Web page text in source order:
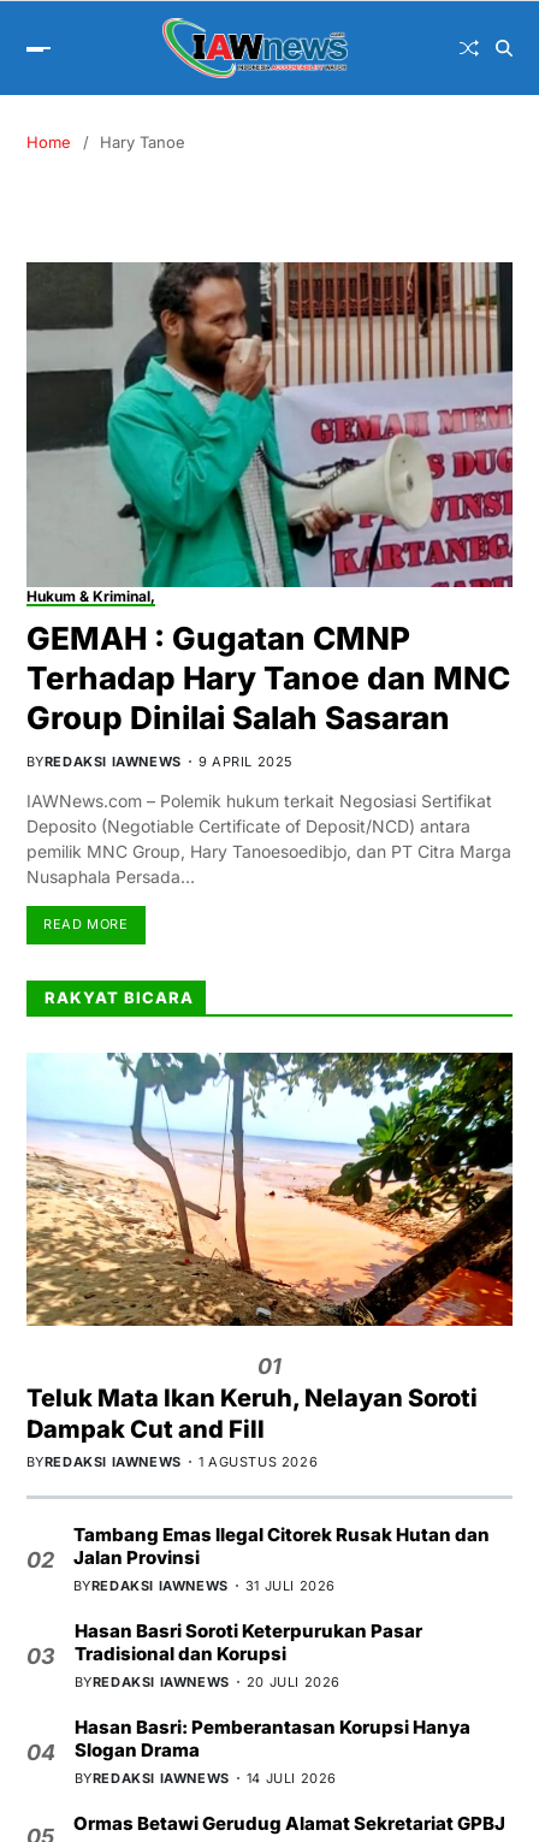
Home Hary Tanoe
Hukum & Kriminal,
GEMAH : Gugatan CMNP
Terhadap Hary Tanoe dan MNC
Group Dinilai Salah Sasaran
BYREDAKSI IAWNEWS 9 APRIL 2025
IAWNews.com – Polemik hukum terkait Negosiasi Sertifikat
Deposito (Negotiable Certificate of Deposit/NCD) antara
pemilik MNC Group, Hary Tanoesoedibjo, dan PT Citra Marga
Nusaphala Persada…
READ MORE
RAKYAT BICARA
01
Teluk Mata Ikan Keruh, Nelayan Soroti
Dampak Cut and Fill
BYREDAKSI IAWNEWS 1 AGUSTUS 2026
02
Tambang Emas Ilegal Citorek Rusak Hutan dan
Jalan Provinsi
BYREDAKSI IAWNEWS 31 JULI 2026
03
Hasan Basri Soroti Keterpurukan Pasar
Tradisional dan Korupsi
BYREDAKSI IAWNEWS 20 JULI 2026
04
Hasan Basri: Pemberantasan Korupsi Hanya
Slogan Drama
BYREDAKSI IAWNEWS 14 JULI 2026
05
Ormas Betawi Gerudug Alamat Sekretariat GPBJ